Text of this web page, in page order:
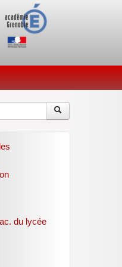
seconde
2017-2018
2018-2019
2019-2020
du lycée